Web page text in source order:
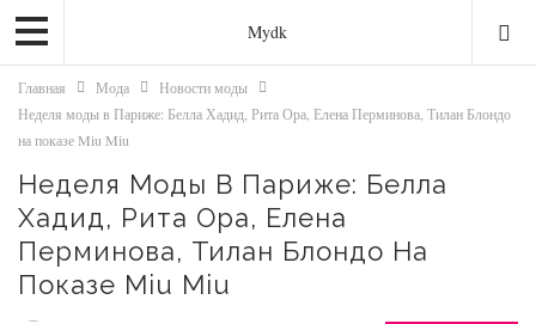
Mydk
Главная Мода
Новости моды
Неделя моды в Париже: Белла Хадид, Рита Ора, Елена Перминова, Тилан Блондо
на показе Miu Miu
Неделя Моды В Париже: Белла
Хадид, Рита Ора, Елена
Перминова, Тилан Блондо На
Показе Miu Miu